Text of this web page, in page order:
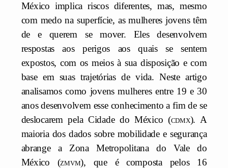
México implica riscos diferentes, mas, mesmo
com medo na superfície, as mulheres jovens têm
de e querem se mover. Eles desenvolvem
respostas aos perigos aos quais se sentem
expostos, com os meios à sua disposição e com
base em suas trajetórias de vida. Neste artigo
analisamos como jovens mulheres entre 19 e 30
anos desenvolvem esse conhecimento a fim de se
deslocarem pela Cidade do México (cdmx). A
maioria dos dados sobre mobilidade e segurança
abrange a Zona Metropolitana do Vale do
México (zmvm), que é composta pelos 16